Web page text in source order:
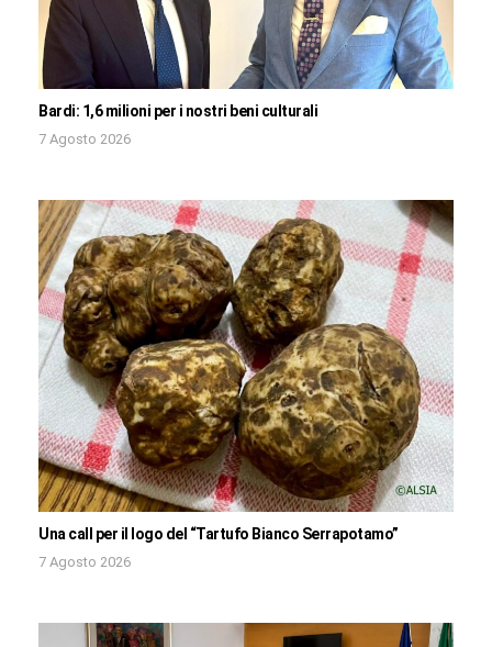
Bardi: 1,6 milioni per i nostri beni culturali
7 Agosto 2026
Una call per il logo del “Tartufo Bianco Serrapotamo”
7 Agosto 2026